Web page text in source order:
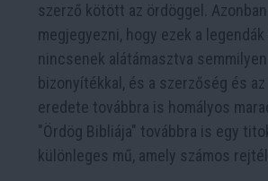
szerző kötött az ördöggel.
megjegyezni, hogy ezek a
nincsenek alátámasztva
bizonyítékkal, és a szerzőség és
eredete továbbra is homályos
"Ördög Bibliája" továbbra is egy
különleges mű, amely számos